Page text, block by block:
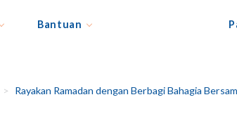
Bantuan
Rayakan Ramadan dengan Berbagi Bahagia Bersama BRI Group, Bank Raya Salurkan Paket Sembako ke 11 kota di